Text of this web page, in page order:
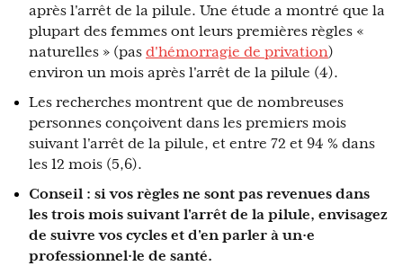
après l'arrêt de la pilule. Une étude a montré que la
plupart des femmes ont leurs premières règles «
naturelles » (pas d'hémorragie de privation)
environ un mois après l'arrêt de la pilule (4).
Les recherches montrent que de nombreuses
personnes conçoivent dans les premiers mois
suivant l'arrêt de la pilule, et entre 72 et 94 % dans
les 12 mois (5,6).
Conseil : si vos règles ne sont pas revenues dans
les trois mois suivant l'arrêt de la pilule, envisagez
de suivre vos cycles et d'en parler à un·e
professionnel·le de santé.